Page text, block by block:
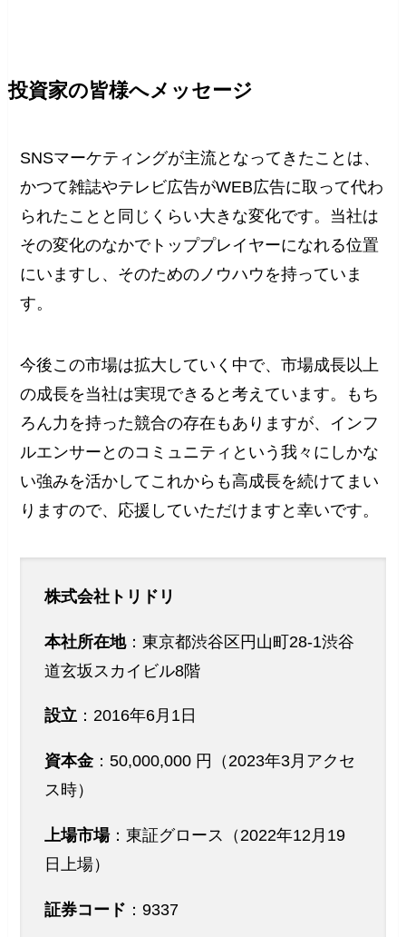
投資家の皆様へメッセージ
SNSマーケティングが主流となってきたことは、
かつて雑誌やテレビ広告がWEB広告に取って代わ
られたことと同じくらい大きな変化です。当社は
その変化のなかでトッププレイヤーになれる位置
にいますし、そのためのノウハウを持っていま
す。
今後この市場は拡大していく中で、市場成長以上
の成長を当社は実現できると考えています。もち
ろん力を持った競合の存在もありますが、インフ
ルエンサーとのコミュニティという我々にしかな
い強みを活かしてこれからも高成長を続けてまい
りますので、応援していただけますと幸いです。
株式会社トリドリ
本社所在地：東京都渋谷区円山町28-1渋谷
道玄坂スカイビル8階
設立 ：2016年6月1日
資本金 ：50,000,000 円（2023年3月アクセ
ス時）
上場市場：東証グロース（2022年12月19
日上場）
証券コード ：9337